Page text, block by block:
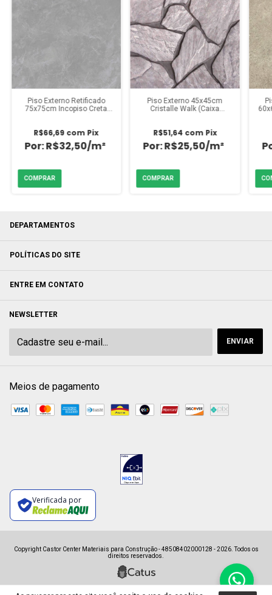
Piso Externo Retificado
75x75cm Incopiso Creta
R$32,50/m²
R$66,69 com Pix
Piso Externo 45x45cm
Cristalle Walk (Caixa
R$25,50/m²
R$51,64 com Pix
DEPARTAMENTOS
POLÍTICAS DO SITE
ENTRE EM CONTATO
NEWSLETTER
Meios de pagamento
Verificada por
Copyright Castor Center Materiais para Construção - 48508402000128 - 2026. Todos os
direitos reservados.